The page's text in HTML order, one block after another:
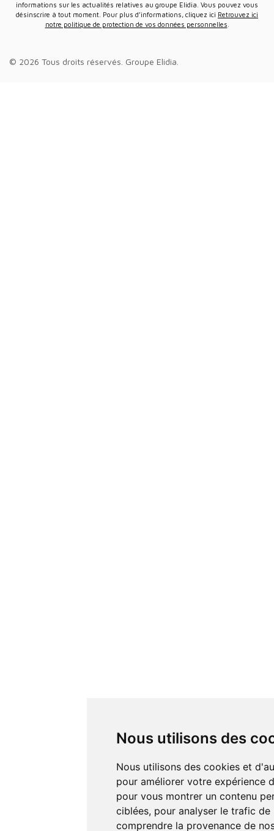
Nous utilisons des
Nous utilisons des cookies et d'autres technologies de suivi
pour améliorer votre expérience
pour vous montrer un contenu
ciblées, pour analyser le trafic
comprendre la provenance de
informations sur les actualités relatives au groupe Elidia. Vous pouvez vous
désinscrire à tout moment. Pour plus d’informations, cliquez ici Retrouvez ici
notre politique de protection de vos données personnelles
© 2026 Tous droits réservés. Groupe Elidia